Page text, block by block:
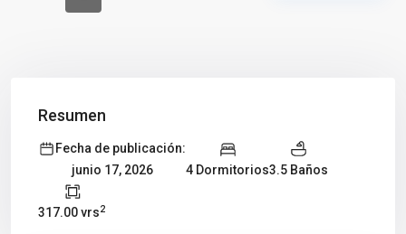
Resumen
Fecha de publicación:
junio 17, 2026
4 Dormitorios3.5 Baños
317.00 vrs2